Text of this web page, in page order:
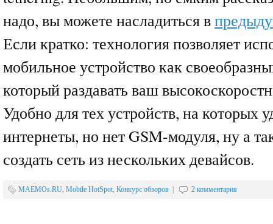
надо, вы можете насладиться в
Если кратко: технология позволяет
мобильное устройство как
который раздавать ваш
Удобно для тех устройств, на которых
интернеты, но нет GSM-модуля, ну а
создать сеть из нескольких девайсов.
MAEMOs.RU, Mobile HotSpot, Конкурс обзоров 2 комментария